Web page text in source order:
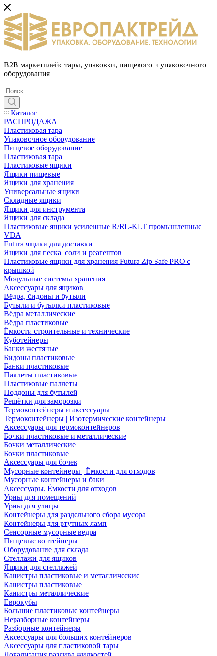
B2B маркетплейс тары, упаковки, пищевого и упаковочного
оборудования
Каталог
РАСПРОДАЖА
Пластиковая тара
Упаковочное оборудование
Пищевое оборудование
Пластиковая тара
Пластиковые ящики
Ящики пищевые
Ящики для хранения
Универсальные ящики
Складные ящики
Ящики для инструмента
Ящики для склада
Пластиковые ящики усиленные R/RL-KLT промышленные
VDA
Futura ящики для доставки
Ящики для песка, соли и реагентов
Пластиковые ящики для хранения Futura Zip Safe PRO с
крышкой
Модульные системы хранения
Аксессуары для ящиков
Вёдра, бидоны и бутыли
Бутыли и бутылки пластиковые
Вёдра металлические
Вёдра пластиковые
Ёмкости строительные и технические
Куботейнеры
Банки жестяные
Бидоны пластиковые
Банки пластиковые
Паллеты пластиковые
Пластиковые паллеты
Поддоны для бутылей
Решётки для заморозки
Термоконтейнеры и аксессуары
Термоконтейнеры | Изотермические контейнеры
Аксессуары для термоконтейнеров
Бочки пластиковые и металлические
Бочки металлические
Бочки пластиковые
Аксессуары для бочек
Мусорные контейнеры | Ёмкости для отходов
Мусорные контейнеры и баки
Аксессуары. Ёмкости для отходов
Урны для помещений
Урны для улицы
Контейнеры для раздельного сбора мусора
Контейнеры для ртутных ламп
Сенсорные мусорные ведра
Пищевые контейнеры
Оборудование для склада
Стеллажи для ящиков
Ящики для стеллажей
Канистры пластиковые и металлические
Канистры пластиковые
Канистры металлические
Еврокубы
Большие пластиковые контейнеры
Неразборные контейнеры
Разборные контейнеры
Аксессуары для больших контейнеров
Аксессуары для пластиковой тары
Локализация разлива жидкостей